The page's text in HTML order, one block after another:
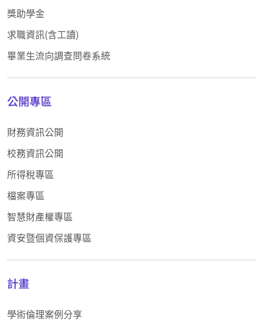
獎助學金
求職資訊(含工讀)
畢業生流向調查問卷系統
公開專區
財務資訊公開
校務資訊公開
所得稅專區
檔案專區
智慧財產權專區
資安暨個資保護專區
計畫
學術倫理案例分享